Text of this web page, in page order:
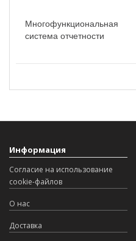
Многофункциональная
система отчетности
Информация
Согласие на использование
cookie-файлов
О нас
Доставка